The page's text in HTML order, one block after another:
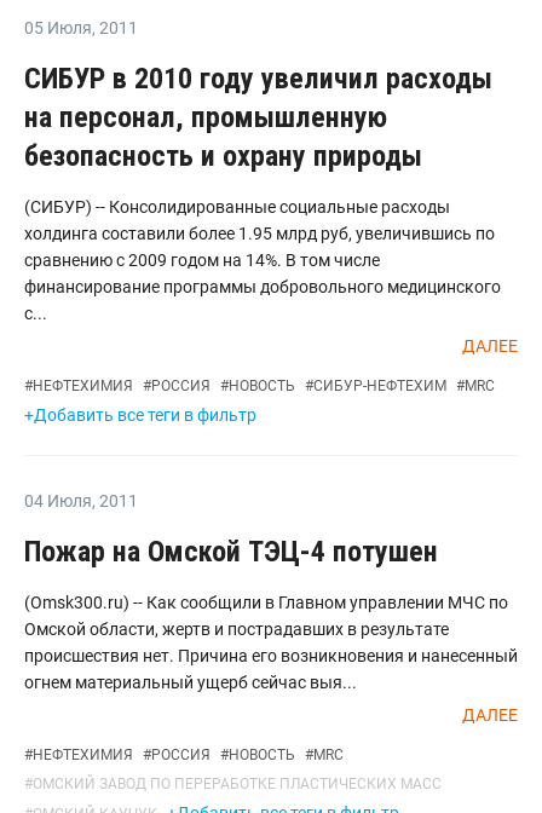
05 Июля, 2011
СИБУР в 2010 году увеличил расходы
на персонал, промышленную
безопасность и охрану природы
(СИБУР) -- Консолидированные социальные расходы
холдинга составили более 1.95 млрд руб, увеличившись по
сравнению с 2009 годом на 14%. В том числе
финансирование программы добровольного медицинского
с...
ДАЛЕЕ
#НЕФТЕХИМИЯ #РОССИЯ #НОВОСТЬ #СИБУР-НЕФТЕХИМ #MRC
+Добавить все теги в фильтр
04 Июля, 2011
Пожар на Омской ТЭЦ-4 потушен
(Omsk300.ru) -- Как сообщили в Главном управлении МЧС по
Омской области, жертв и пострадавших в результате
происшествия нет. Причина его возникновения и нанесенный
огнем материальный ущерб сейчас выя...
ДАЛЕЕ
#НЕФТЕХИМИЯ #РОССИЯ #НОВОСТЬ #MRC
#ОМСКИЙ ЗАВОД ПО ПЕРЕРАБОТКЕ ПЛАСТИЧЕСКИХ МАСС